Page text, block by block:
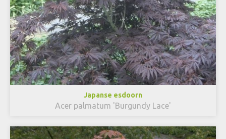
Japanse esdoorn
Acer palmatum 'Burgundy Lace'